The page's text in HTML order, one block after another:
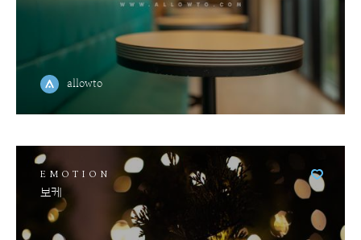
allowto
EMOTION
보케